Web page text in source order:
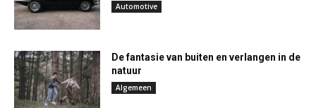
Automotive
De fantasie van buiten en verlangen in de
natuur
Algemeen